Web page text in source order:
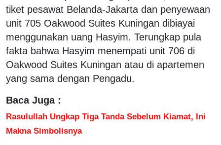
tiket pesawat Belanda-Jakarta dan penyewaan
unit 705 Oakwood Suites Kuningan dibiayai
menggunakan uang Hasyim. Terungkap pula
fakta bahwa Hasyim menempati unit 706 di
Oakwood Suites Kuningan atau di apartemen
yang sama dengan Pengadu.
Baca Juga :
Rasulullah Ungkap Tiga Tanda Sebelum Kiamat, Ini
Makna Simbolisnya